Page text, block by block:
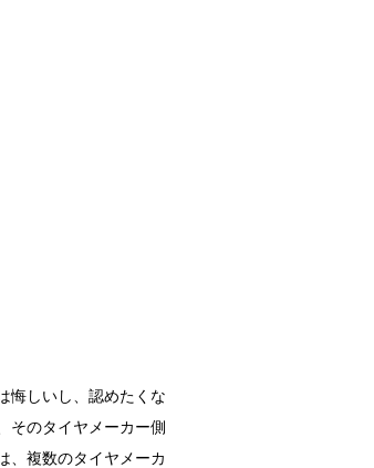
悔しいし、認めたくな
そのタイヤメーカー側
、複数のタイヤメーカ